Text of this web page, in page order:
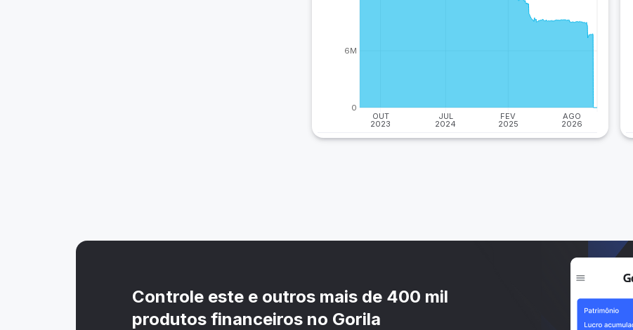
OUT
2023
JUL
2024
FEV
2025
AGO
2026
0
6M
Controle este e outros mais de 400 mil
produtos financeiros no Gorila